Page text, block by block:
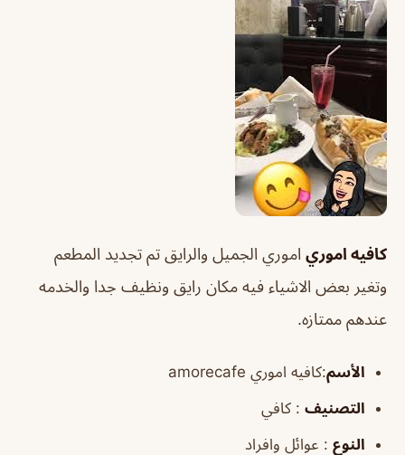
كافيه اموري اموري الجميل والرايق تم تجديد المطعم
وتغير بعض الاشياء فيه مكان رايق ونظيف جدا والخدمه
عندهم ممتازه.
الأسم:كافيه اموري amorecafe
التصنيف : كافي
النوع : عوائل وافراد